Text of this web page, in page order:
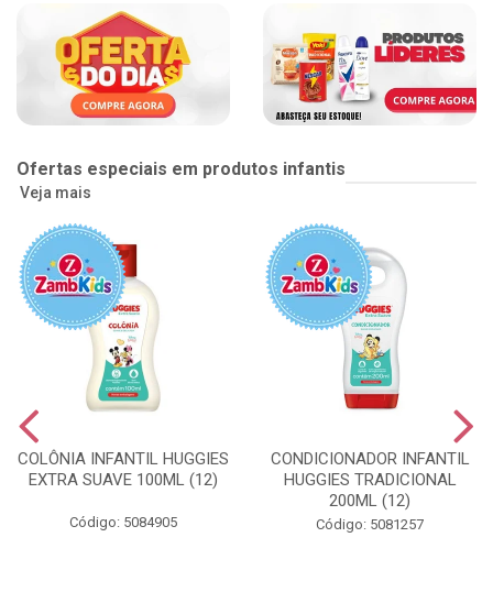
Ofertas especiais em produtos infantis
Veja mais
COLÔNIA INFANTIL HUGGIES
EXTRA SUAVE 100ML (12)
Código: 5084905
CONDICIONADOR INFANTIL
HUGGIES TRADICIONAL
200ML (12)
Código: 5081257